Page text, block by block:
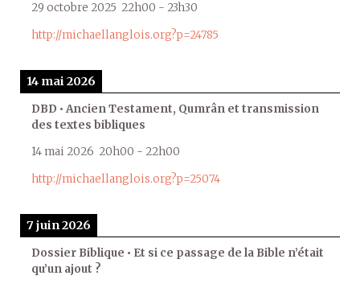
29 octobre 2025 22h00 - 23h30
http://michaellanglois.org?p=24785
14 mai 2026
DBD • Ancien Testament, Qumrân et transmission
des textes bibliques
14 mai 2026 20h00 - 22h00
http://michaellanglois.org?p=25074
7 juin 2026
Dossier Biblique • Et si ce passage de la Bible n’était
qu’un ajout ?